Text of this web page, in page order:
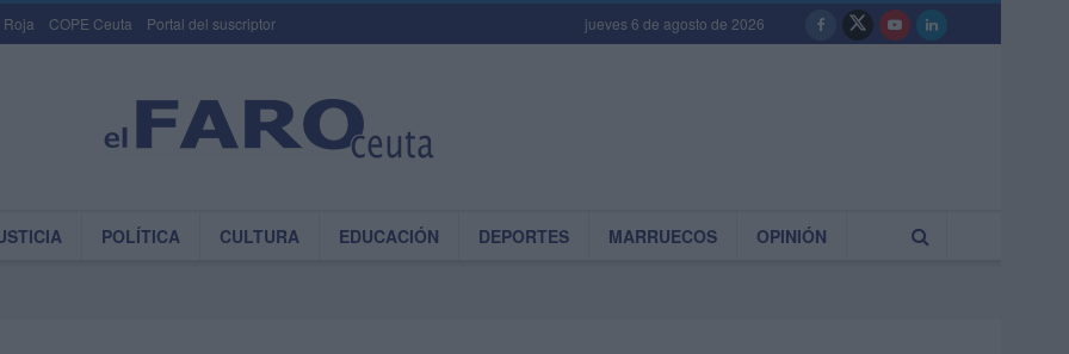
Roja COPE Ceuta Portal del suscriptor jueves 6 de agosto de 2026
POLÍTICA CULTURA EDUCACIÓN DEPORTES MARRUECOS OPINIÓN